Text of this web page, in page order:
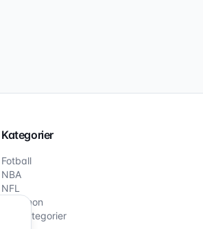
Kategorier
Fotball
NBA
NFL
Pokémon
Alle kategorier